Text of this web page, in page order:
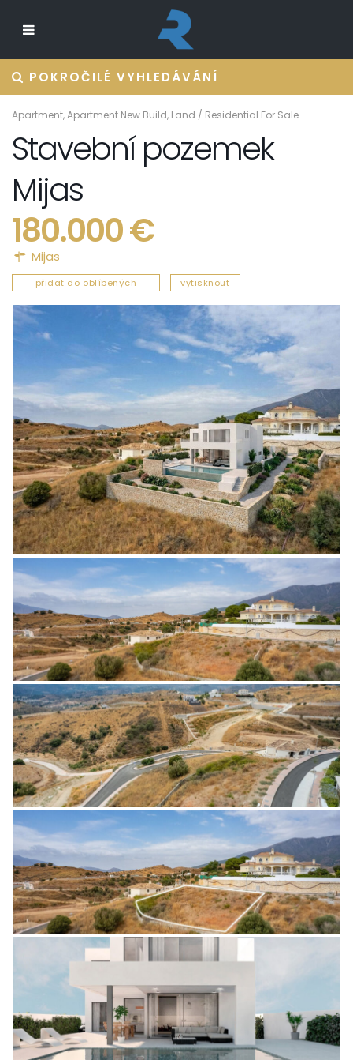
POKROČILÉ VYHLEDÁVÁNÍ
Apartment,Apartment New Build, Land / Residential For Sale
Stavební pozemek
Mijas
180.000 €
Mijas
přidat do oblíbených vytisknout